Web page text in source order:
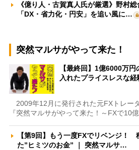
《億り人・古賀真人氏が厳選》野村
「DX・省力化・円安」を追い風に…
突然マルサがやって来た！
【最終回】1億6000万
入れたプライスレスな
2009年12月に発行された元FXトレー
『突然マルサがやって来た！～FXで10
【第9回】もう一度FXでリベンジ！
た”ヒミツのお金” ｜ 突然マルサ…